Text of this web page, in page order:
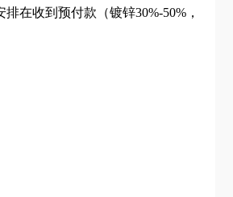
在收到预付款（镀锌30%-50%，